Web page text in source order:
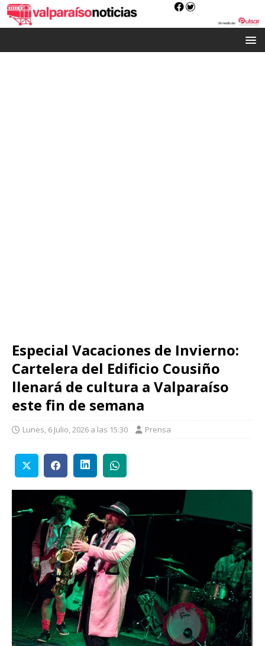
Especial Vacaciones de Invierno:
Cartelera del Edificio Cousiño
llenará de cultura a Valparaíso
este fin de semana
Lunes, 6 Julio, 2026 a las 15:30 Prensa